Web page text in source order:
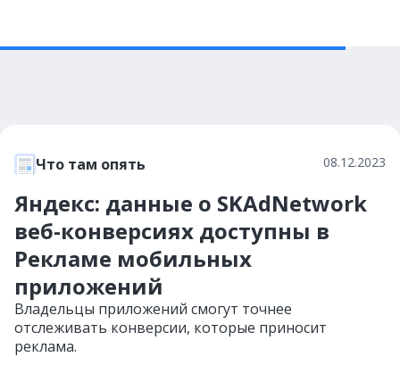
Что там опять 08.12.2023
Яндекс: данные о SKAdNetwork
веб-конверсиях доступны в
Рекламе мобильных
приложений
Владельцы приложений смогут точнее
отслеживать конверсии, которые приносит
реклама.